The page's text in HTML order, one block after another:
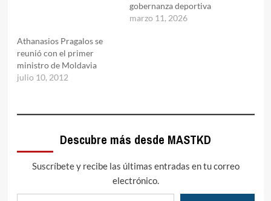
que el presidente de ETU
se bajaba de la
candidatura,…
gobernanza deportiva
marzo 11, 2026
Athanasios Pragalos se
reunió con el primer
ministro de Moldavia
julio 10, 2012
Descubre más desde MASTKD
Suscríbete y recibe las últimas entradas en tu correo
electrónico.
Escribe tu correo electrónico…